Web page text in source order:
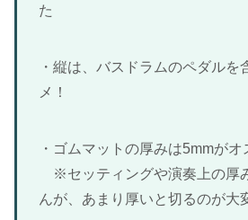
た
・縦は、バスドラムのペダルを
メ！
・ゴムマットの厚みは5mmがオ
※セッティングや演奏上の厚
んが、あまり厚いと切るのが大